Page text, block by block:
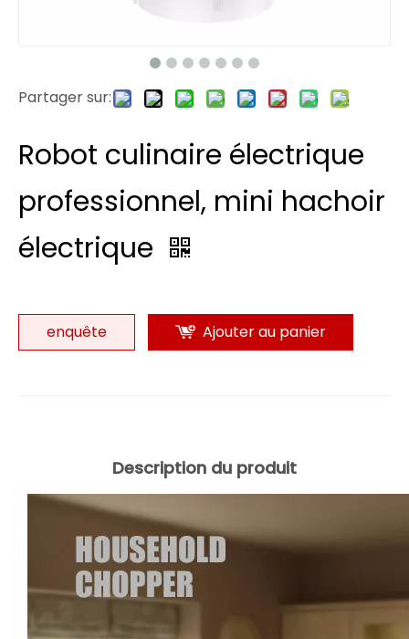
Partager sur:
Robot culinaire électrique
professionnel, mini hachoir
électrique
enquête Ajouter au panier
Description du produit